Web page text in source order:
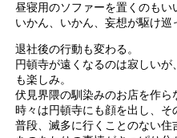
昼寝用のソファーを置くのもい
いかん、いかん、妄想が駆け巡
退社後の行動も変わる。
円頓寺が遠くなるのは寂しい
も楽しみ。
伏見界隈の馴染みのお店を作ら
時々は円頓寺にも顔を出し、そ
普段、滅多に行くことのない住